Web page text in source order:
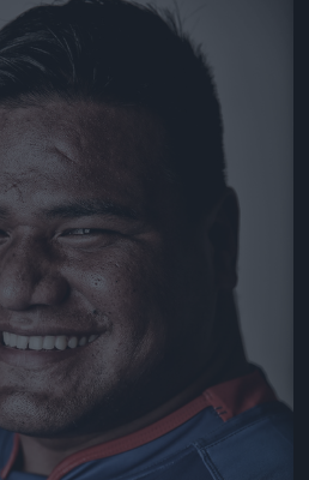
még kép!